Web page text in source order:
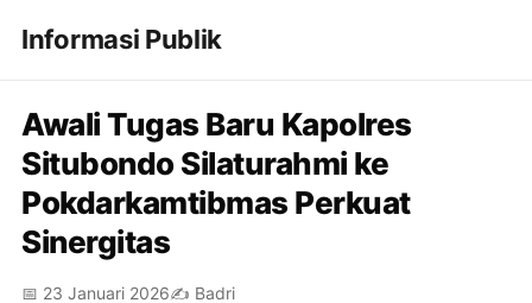
Informasi Publik
Awali Tugas Baru Kapolres
Situbondo Silaturahmi ke
Pokdarkamtibmas Perkuat
Sinergitas
📅 23 Januari 2026✍️ Badri